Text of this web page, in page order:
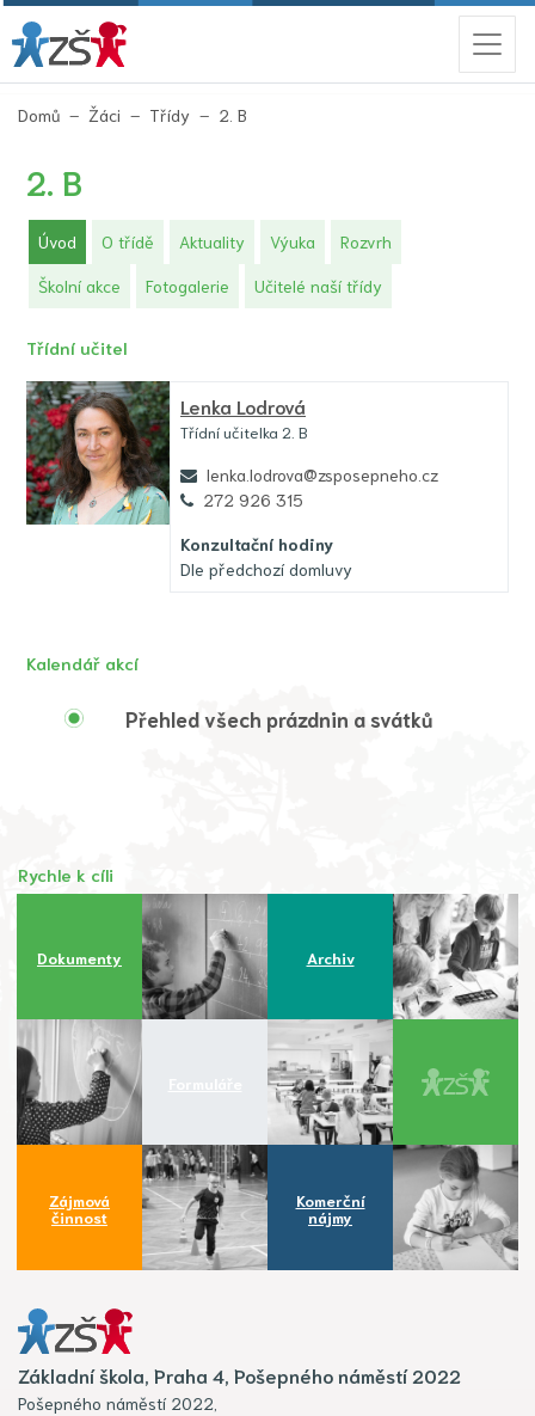
Domů Žáci Třídy 2. B
2. B
Úvod (aktuální)
O třídě Aktuality Výuka Rozvrh
Školní akce Fotogalerie Učitelé naší třídy
Třídní učitel
Lenka Lodrová
Třídní učitelka 2. B
lenka.lodrova@zsposepneho.cz
272 926 315
Konzultační hodiny
Dle předchozí domluvy
Kalendář akcí
Přehled všech prázdnin a svátků
Rychle k cíli
Dokumenty Archiv
Zájmová
činnost
Komerční
nájmy
Základní škola, Praha 4, Pošepného náměstí 2022
Pošepného náměstí 2022,